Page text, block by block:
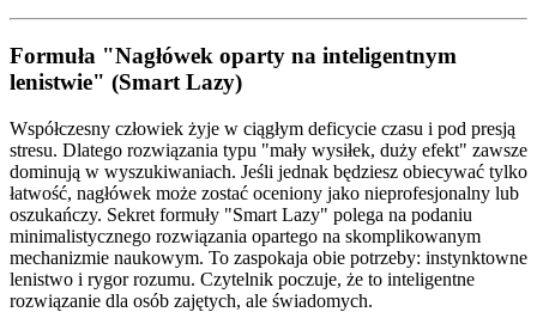
Formuła "Nagłówek oparty na inteligentnym
lenistwie" (Smart Lazy)
Współczesny człowiek żyje w ciągłym deficycie czasu i pod presją
stresu. Dlatego rozwiązania typu "mały wysiłek, duży efekt" zawsze
dominują w wyszukiwaniach. Jeśli jednak będziesz obiecywać tylko
łatwość, nagłówek może zostać oceniony jako nieprofesjonalny lub
oszukańczy. Sekret formuły "Smart Lazy" polega na podaniu
minimalistycznego rozwiązania opartego na skomplikowanym
mechanizmie naukowym. To zaspokaja obie potrzeby: instynktowne
lenistwo i rygor rozumu. Czytelnik poczuje, że to inteligentne
rozwiązanie dla osób zajętych, ale świadomych.